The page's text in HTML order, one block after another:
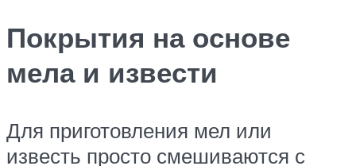
Покрытия на основе
мела и извести
Для приготовления мел или
известь просто смешиваются с